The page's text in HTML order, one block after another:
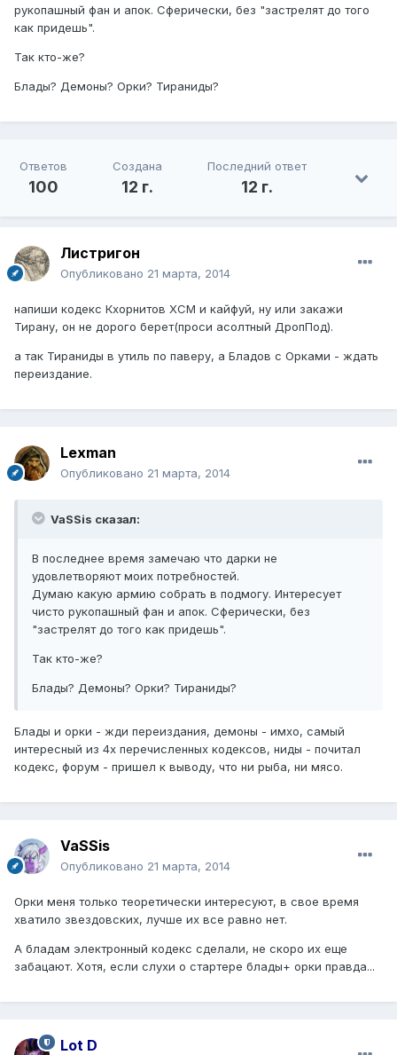
рукопашный фан и апок. Сферически, без "застрелят до того
как придешь".
Так кто-же?
Блады? Демоны? Орки? Тираниды?
Ответов
100
Создана
12 г.
Последний ответ
12 г.
Листригон
Опубликовано 21 марта, 2014
напиши кодекс Кхорнитов ХСМ и кайфуй, ну или закажи
Тирану, он не дорого берет(проси асолтный ДропПод).
а так Тираниды в утиль по паверу, а Бладов с Орками - ждать
переиздание.
Lexman
Опубликовано 21 марта, 2014
VaSSis сказал:
В последнее время замечаю что дарки не
удовлетворяют моих потребностей.
Думаю какую армию собрать в подмогу. Интересует
чисто рукопашный фан и апок. Сферически, без
"застрелят до того как придешь".
Так кто-же?
Блады? Демоны? Орки? Тираниды?
Блады и орки - жди переиздания, демоны - имхо, самый
интересный из 4х перечисленных кодексов, ниды - почитал
кодекс, форум - пришел к выводу, что ни рыба, ни мясо.
VaSSis
Опубликовано 21 марта, 2014
Орки меня только теоретически интересуют, в свое время
хватило звездовских, лучше их все равно нет.
А бладам электронный кодекс сделали, не скоро их еще
забацают. Хотя, если слухи о стартере блады+ орки правда...
Lot D